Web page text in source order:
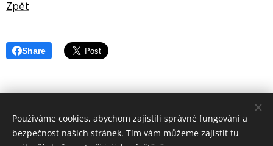
Zpět
Share
Apoštolský exarchát řeckokatolické
církve v ČR 2019
Používáme cookies, abychom zajistili správné fungování a
bezpečnost našich stránek. Tím vám můžeme zajistit tu